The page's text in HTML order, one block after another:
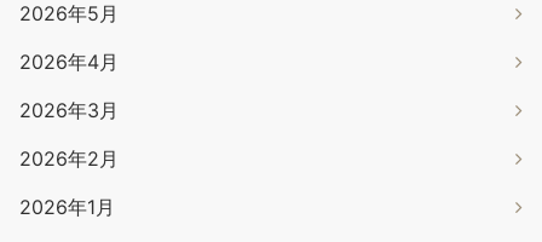
2026年5月
2026年4月
2026年3月
2026年2月
2026年1月